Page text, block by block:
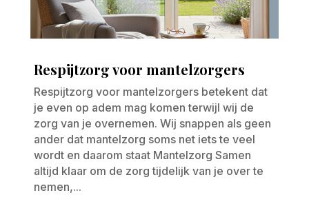
Respijtzorg voor mantelzorgers
Respijtzorg voor mantelzorgers betekent dat
je even op adem mag komen terwijl wij de
zorg van je overnemen. Wij snappen als geen
ander dat mantelzorg soms net iets te veel
wordt en daarom staat Mantelzorg Samen
altijd klaar om de zorg tijdelijk van je over te
nemen,...